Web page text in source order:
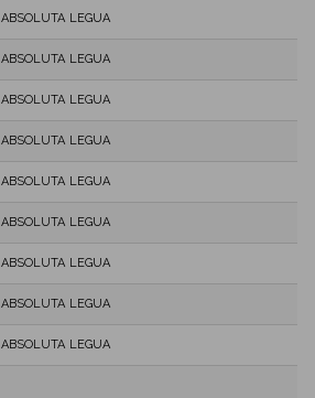
ABSOLUTA LEGUA
ABSOLUTA LEGUA
ABSOLUTA LEGUA
ABSOLUTA LEGUA
ABSOLUTA LEGUA
ABSOLUTA LEGUA
ABSOLUTA LEGUA
ABSOLUTA LEGUA
ABSOLUTA LEGUA